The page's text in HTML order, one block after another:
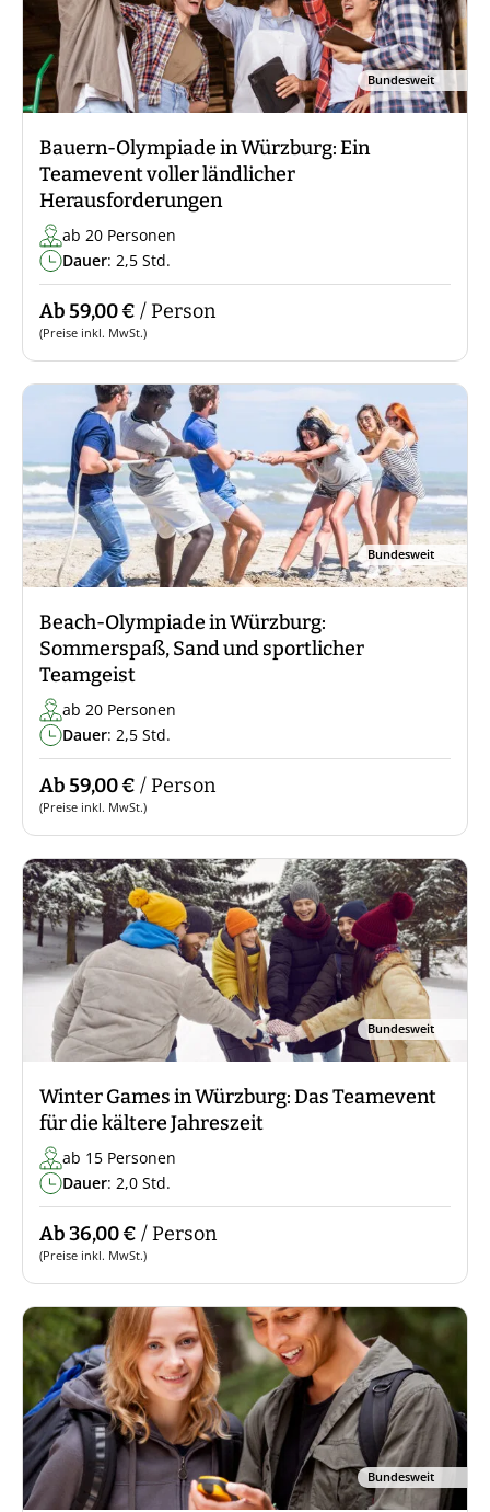
Bundesweit
Bauern-Olympiade in Würzburg: Ein
Teamevent voller ländlicher
Herausforderungen
ab 20 Personen
Dauer: 2,5 Std.
Ab 59,00 € / Person
(Preise inkl. MwSt.)
Bundesweit
Beach-Olympiade in Würzburg:
Sommerspaß, Sand und sportlicher
Teamgeist
ab 20 Personen
Dauer: 2,5 Std.
Ab 59,00 € / Person
(Preise inkl. MwSt.)
Bundesweit
Winter Games in Würzburg: Das Teamevent
für die kältere Jahreszeit
ab 15 Personen
Dauer: 2,0 Std.
Ab 36,00 € / Person
(Preise inkl. MwSt.)
Bundesweit